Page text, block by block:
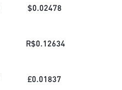
$0.02478
R$0.12634
£0.01837